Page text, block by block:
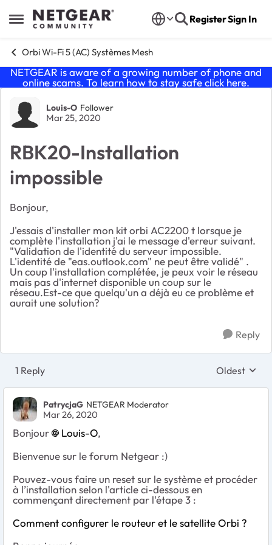
Open Side Menu
Skip to content RegisterSign In
Orbi Wi-Fi 5 (AC) Systèmes Mesh
NETGEAR is aware of a growing number of phone and
online scams. To learn how to stay safe click here.
Forum Discussion
Louis-O Follower
Mar 25, 2020
RBK20-Installation
impossible
Bonjour,
J'essais d'installer mon kit orbi AC2200 t lorsque je
complète l'installation j'ai le message d'erreur suivant.
"Validation de l'identité du serveur impossible.
L'identité de "eas.outlook.com" ne peut être validé" .
Un coup l'installation complétée, je peux voir le réseau
mais pas d'internet disponible un coup sur le
réseau.Est-ce que quelqu'un a déjà eu ce problème et
aurait une solution?
Reply
1 Reply Replies
Oldest
PatrycjaG NETGEAR Moderator
Mar 26, 2020
Bonjour Louis-O,
Bienvenue sur le forum Netgear :)
Pouvez-vous faire un reset sur le système et procéder
à l’installation selon l'article ci-dessous en
commençant directement par l'étape 3 :
Comment configurer le routeur et le satellite Orbi ?